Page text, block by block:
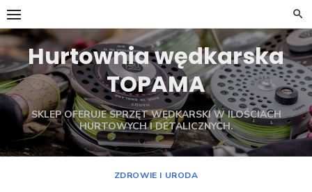
Skip
to
contentHurtownia wędkarska
TOPAMA
SKLEP OFERUJE SPRZĘT WĘDKARSKI W ILOŚCIACH
HURTOWYCH I DETALICZNYCH.
ZDROWIE I URODA